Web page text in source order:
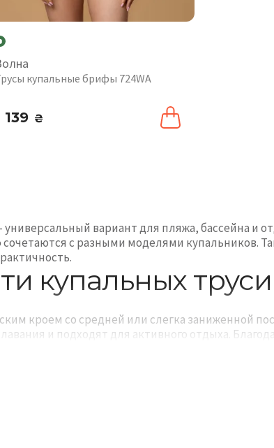
купальные брифы 724WA
139 ₴
вариант для пляжа, бассейна и
с разными моделями купальников.
купальных
кроем со средней или слегка заниженной
и подходят для активного отдыха.